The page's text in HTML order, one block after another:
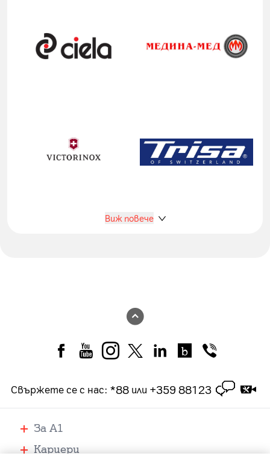
Виж повече
Свържете се с нас: *88 или +359 88123
За А1
Кариери